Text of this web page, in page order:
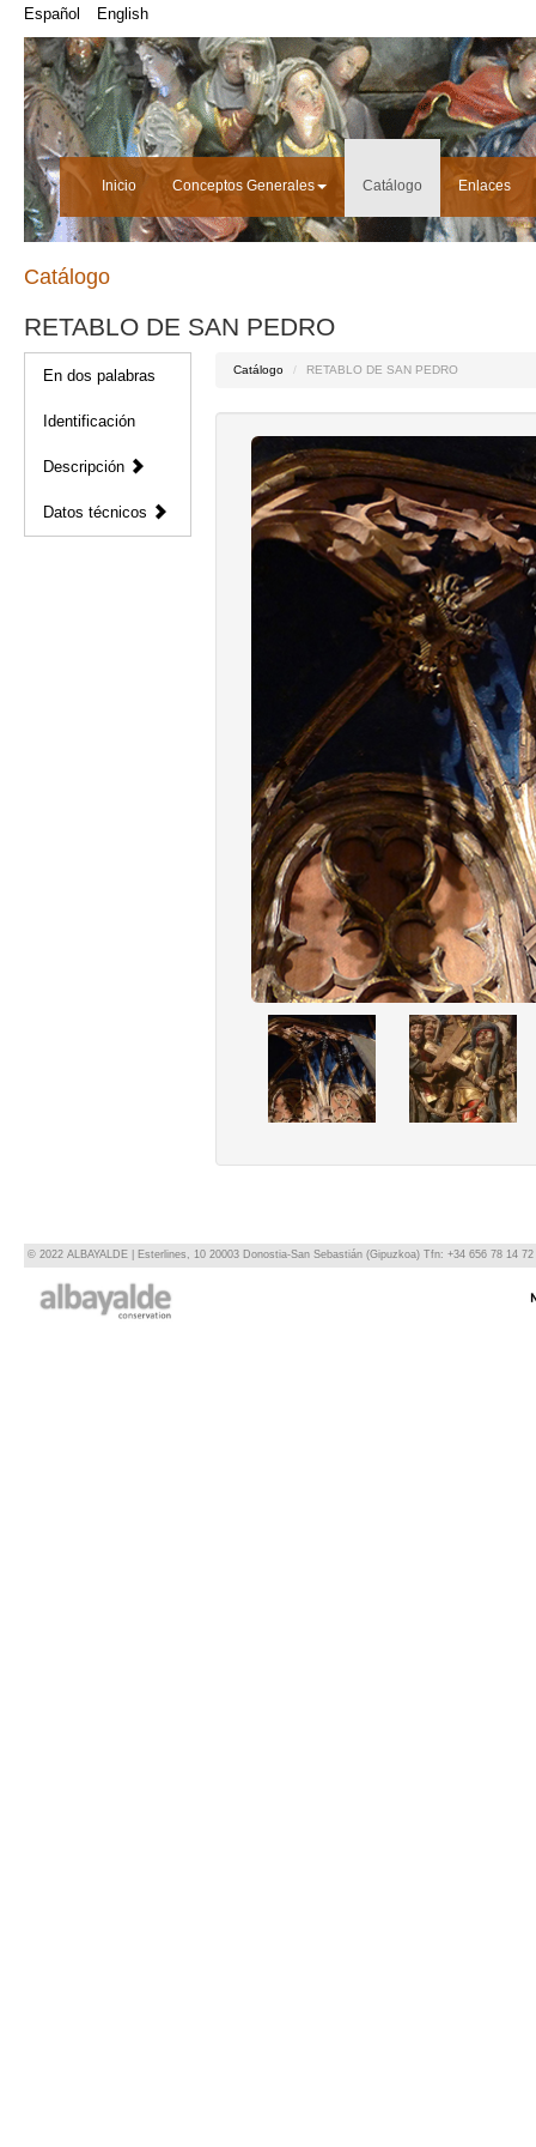
Español English
Inicio Conceptos Generales Catálogo Enlaces
Catálogo
RETABLO DE SAN PEDRO
En dos palabras
Identificación
Descripción
Datos técnicos
Catálogo RETABLO DE SAN PEDRO
© 2022 ALBAYALDE | Esterlines, 10 20003 Donostia-San Sebastián (Gipuzkoa) Tfn: +34 656 78 14 72